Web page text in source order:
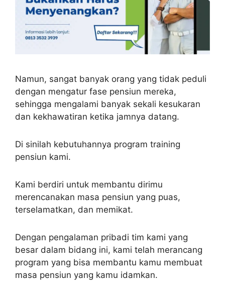
Namun, sangat banyak orang yang tidak peduli
dengan mengatur fase pensiun mereka,
sehingga mengalami banyak sekali kesukaran
dan kekhawatiran ketika jamnya datang.
Di sinilah kebutuhannya program training
pensiun kami.
Kami berdiri untuk membantu dirimu
merencanakan masa pensiun yang puas,
terselamatkan, dan memikat.
Dengan pengalaman pribadi tim kami yang
besar dalam bidang ini, kami telah merancang
program yang bisa membantu kamu membuat
masa pensiun yang kamu idamkan.